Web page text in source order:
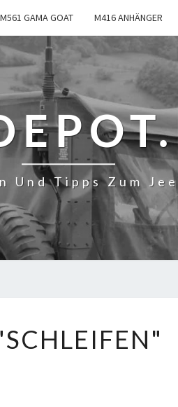
M561 GAMA GOAT M416 ANHÄNGER
Tipps Zum